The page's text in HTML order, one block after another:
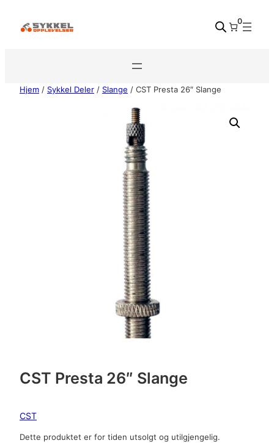
0
Hjem / Sykkel Deler / Slange / CST Presta 26″ Slange
CST Presta 26″ Slange
CST
Dette produktet er for tiden utsolgt og utilgjengelig.